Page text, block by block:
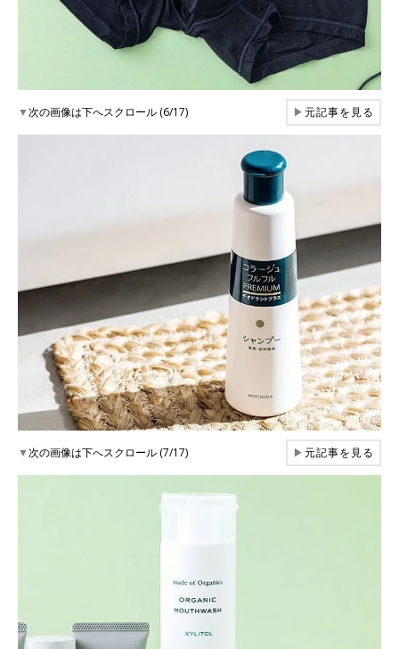
▼次の画像は下へスクロール (6/17) ▶元記事を見る
▼次の画像は下へスクロール (7/17) ▶元記事を見る